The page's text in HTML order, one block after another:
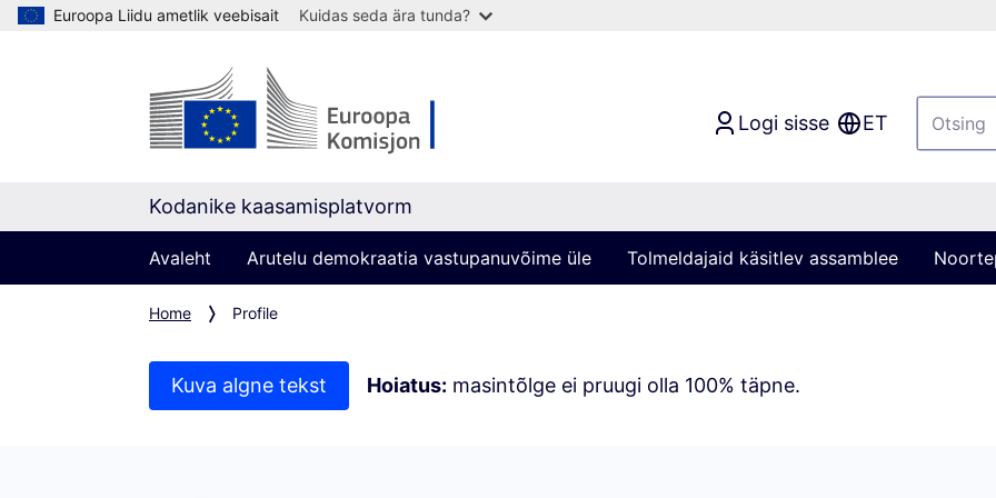
Euroopa Liidu ametlik veebisait Kuidas seda ära tunda?
Logi sisse ET
Kodanike kaasamisplatvorm
Avaleht Arutelu demokraatia vastupanuvõime üle Tolmeldajaid käsitlev assamblee
Home Profile
Kuva algne tekst Hoiatus: masintõlge ei pruugi olla 100% täpne.